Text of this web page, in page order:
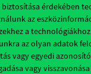
érdekében
az
a
az olyan adatok
vagy egyedi
vagy